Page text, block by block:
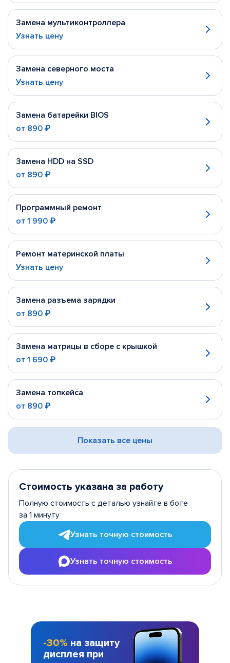
Замена мультиконтроллера
Узнать цену
Замена северного моста
Узнать цену
Замена батарейки BIOS
от 890 ₽
Замена HDD на SSD
от 890 ₽
Программный ремонт
от 1 990 ₽
Ремонт материнской платы
Узнать цену
Замена разъема зарядки
от 890 ₽
Замена матрицы в сборе с крышкой
от 1 690 ₽
Замена топкейса
от 890 ₽
Показать все цены
Стоимость указана за работу
Полную стоимость с деталью узнайте в боте
за 1 минуту
Узнать точную стоимость
Узнать точную стоимость
-30% на защиту
дисплея при